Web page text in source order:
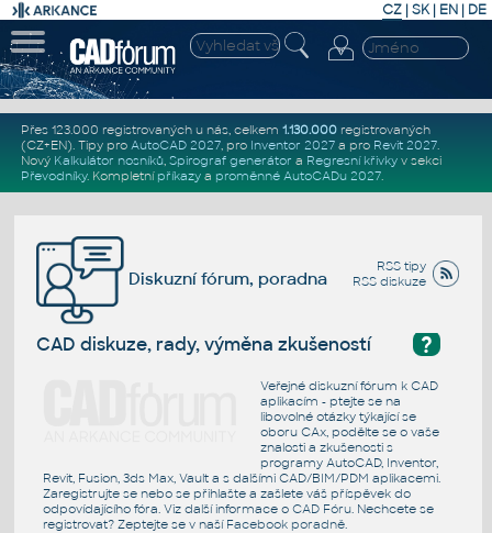
CZ | SK| EN | DE
Přes 123.000 registrovaných u nás, celkem 1.130.000registrovaných
(CZ+EN). Tipy pro AutoCAD 2027, pro Inventor 2027a pro Revit 2027.
Nový Kalkulátor nosníků, Spirograf generátor a Regresní křivkyv sekci
Převodníky. Kompletní příkazya proměnné AutoCADu 2027.
RSS tipy
RSS diskuze
Diskuzní fórum, poradna
?
CAD diskuze, rady, výměna zkušeností
Veřejné diskuzní fórum k CAD
aplikacím - ptejte se na
libovolné otázky týkající se
oboru CAx, podělte se o vaše
znalosti a zkušenosti s
programy AutoCAD, Inventor,
Revit, Fusion, 3ds Max, Vault a s dalšími CAD/BIM/PDM aplikacemi.
Zaregistrujte se nebo se přihlašte a zašlete váš příspěvek do
odpovídajícího fóra. Viz další informace o CAD Fóru. Nechcete se
registrovat? Zeptejte se v naší Facebook poradně.